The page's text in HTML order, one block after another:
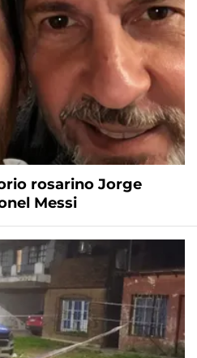
rosarino Jorge
Messi